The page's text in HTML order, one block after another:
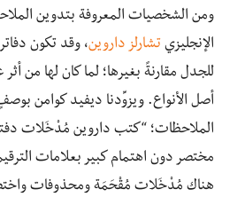
ومن الشخصيات المعروفة بتدوين
الإنجليزي تشارلز داروين، وقد تكون دفاتر
للجدل مقارنةً بغيرها؛ لما كان لها من
أصل الأنواع. ويزوِّدنا ديفيد كوامن
الملاحظات؛ “كتب داروين مُدْخَلات
مختصر دون اهتمام كبير بعلامات
هناك مُدْخَلات مُقْحَمَة ومحذوفات